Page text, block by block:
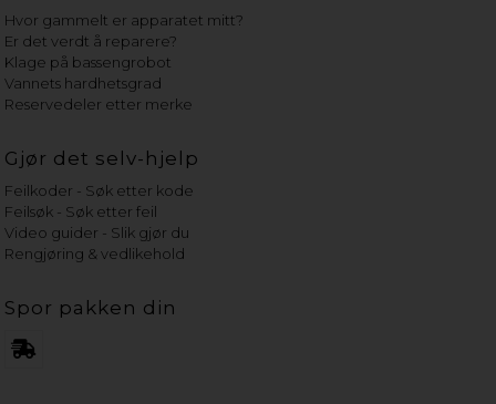
Hvor gammelt er apparatet mitt?
Er det verdt å reparere?
Klage på bassengrobot
Vannets hardhetsgrad
Reservedeler etter merke
Gjør det selv-hjelp
Feilkoder - Søk etter kode
Feilsøk - Søk etter feil
Video guider - Slik gjør du
Rengjøring & vedlikehold
Spor pakken din